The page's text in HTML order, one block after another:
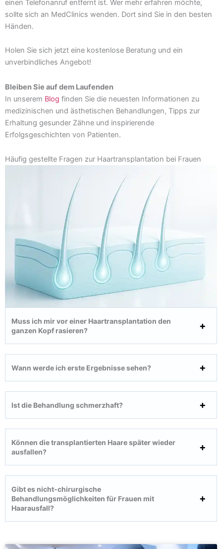
einen Telefonanruf entfernt ist. Wer mehr erfahren möchte,
sollte sich an MedClinics wenden. Dort sind Sie in den besten
Händen.
Holen Sie sich jetzt eine kostenlose Beratung und ein
unverbindliches Angebot!
Bleiben Sie auf dem Laufenden
In unserem Blog finden Sie die neuesten Informationen zu
medizinischen und ästhetischen Behandlungen, Tipps zur
Erhaltung gesunder Zähne und inspirierende
Erfolgsgeschichten von Patienten.
Häufig gestellte Fragen zur Haartransplantation bei Frauen
Muss ich mir vor einer Haartransplantation den
ganzen Kopf rasieren?
Wann werde ich erste Ergebnisse sehen?
Ist die Behandlung schmerzhaft?
Können die transplantierten Haare später wieder
ausfallen?
Gibt es nicht-chirurgische
Behandlungsmöglichkeiten für Frauen mit
Haarausfall?